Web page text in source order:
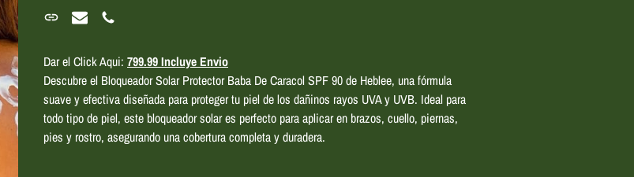
Dar el Click Aqui: 799.99 Incluye Envio
Descubre el Bloqueador Solar Protector Baba De Caracol SPF 90 de Heblee, una fórmula
suave y efectiva diseñada para proteger tu piel de los dañinos rayos UVA y UVB. Ideal para
todo tipo de piel, este bloqueador solar es perfecto para aplicar en brazos, cuello, piernas,
pies y rostro, asegurando una cobertura completa y duradera.